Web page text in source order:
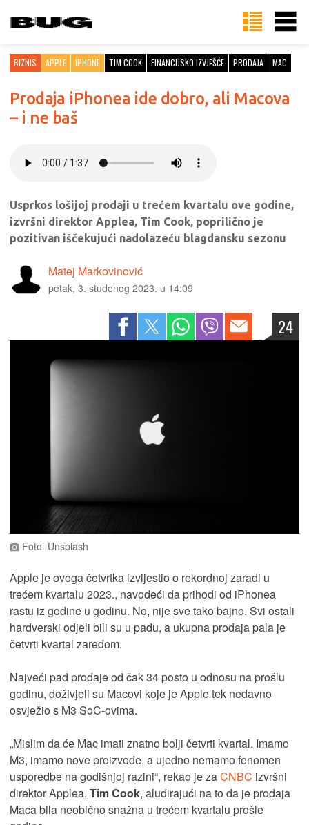
BIZNIS APPLE IPHONE TIM COOK FINANCIJSKO IZVJEŠĆE PRODAJA MAC
Prodaja iPhonea ide dobro, ali Macova
– i ne baš
Usprkos lošijoj prodaji u trećem kvartalu ove godine,
izvršni direktor Applea, Tim Cook, poprilično je
pozitivan iščekujući nadolazeću blagdansku sezonu
Matej Markovinović
petak, 3. studenog 2023. u 14:09
24
Foto: Unsplash
Apple je ovoga četvrtka izvijestio o rekordnoj zaradi u
trećem kvartalu 2023., navodeći da prihodi od iPhonea
rastu iz godine u godinu. No, nije sve tako bajno. Svi ostali
hardverski odjeli bili su u padu, a ukupna prodaja pala je
četvrti kvartal zaredom.
Najveći pad prodaje od čak 34 posto u odnosu na prošlu
godinu, doživjeli su Macovi koje je Apple tek nedavno
osvježio s M3 SoC-ovima.
„Mislim da će Mac imati znatno bolji četvrti kvartal. Imamo
M3, imamo nove proizvode, a ujedno nemamo fenomen
usporedbe na godišnjoj razini“, rekao je zaCNBC izvršni
direktor Applea, Tim Cook, aludirajući na to da je prodaja
Maca bila neobično snažna u trećem kvartalu prošle